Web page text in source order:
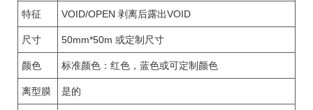
特征 VOID/OPEN 剥离后露出VOID
尺寸 50mm*50m 或定制尺寸
颜色 标准颜色：红色，蓝色或可定制颜色
离型膜 是的